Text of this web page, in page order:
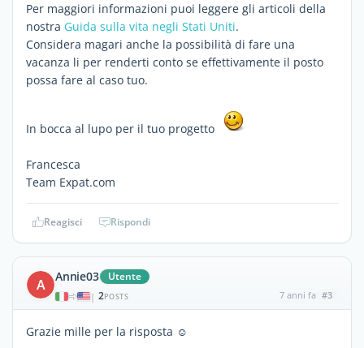
Per maggiori informazioni puoi leggere gli articoli della
nostra Guida sulla vita negli Stati Uniti.
Considera magari anche la possibilità di fare una
vacanza li per renderti conto se effettivamente il posto
possa fare al caso tuo.
In bocca al lupo per il tuo progetto
Francesca
Team Expat.com
Reagisci Rispondi
A Annie03 Utente
| 2POSTS 7 anni fa #3
Grazie mille per la risposta ☺️